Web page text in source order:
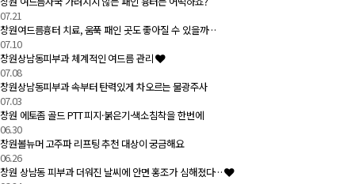
07.21
창원여드름흉터 치료, 움푹 패인 곳도 좋아질 수 있을까…
07.10
창원상남동피부과 체계적인 여드름 관리
07.08
창원상남동피부과 속부터 탄력있게 차오르는 물광주사
07.03
창원 에토좀 골드 PTT 피지·붉은기·색소침착을 한번에
06.30
창원볼뉴머 고주파 리프팅 추천 대상이 궁금해요
06.26
창원 상남동 피부과 더워진 날씨에 안면 홍조가 심해졌다…